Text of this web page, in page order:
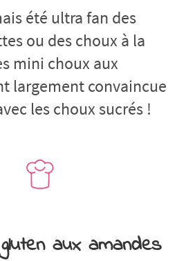
été ultra fan des
ou des choux à la
mini choux aux
largement convaincue
les choux sucrés !
aux amandes